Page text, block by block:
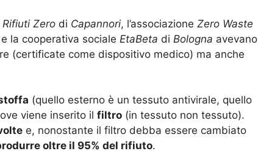
Rifiuti Zero di Capannori, l’associazione Zero Waste
e la cooperativa sociale EtaBeta di Bologna avevano
(certificate come dispositivo medico) ma anche
(quello esterno è un tessuto antivirale, quello
viene inserito il filtro (in tessuto non tessuto).
e, nonostante il filtro debba essere cambiato
oltre il 95% del rifiuto.